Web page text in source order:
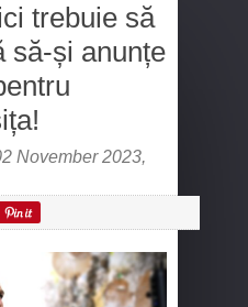
trebuie să
să-și anunțe
November 2023,